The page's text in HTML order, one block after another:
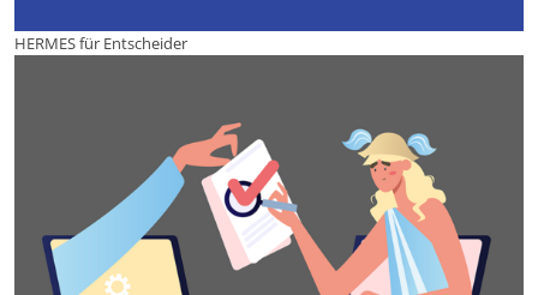
HERMES für Entscheider